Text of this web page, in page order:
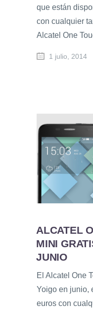
que están
con cualquier
Alcatel One
1 julio, 2014
ALCATEL
MINI
JUNIO
El Alcatel One
Yoigo en junio,
euros con